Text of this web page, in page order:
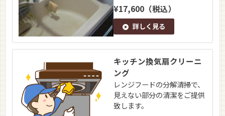
¥17,600（税込）
詳しく見る
キッチン換気扇クリーニ
ング
レンジフードの分解清掃で、
見えない部分の清潔をご提供
致します。